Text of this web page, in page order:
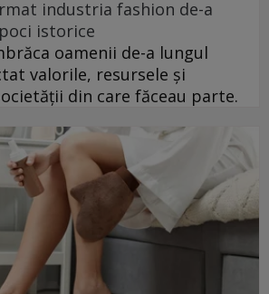
industria fashion de-a
istorice
oamenii de-a lungul
valorile, resursele și
din care făceau parte.